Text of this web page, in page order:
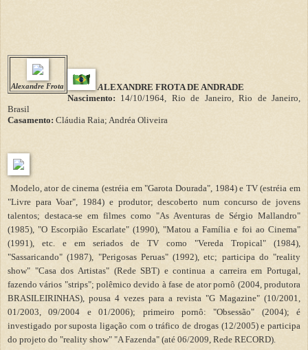
Alexandre Frota ALEXANDRE FROTA DE ANDRADE
Nascimento: 14/10/1964, Rio de Janeiro, Rio de Janeiro,
Brasil
Casamento: Cláudia Raia; Andréa Oliveira
Modelo, ator de cinema (estréia em "Garota Dourada", 1984) e TV (estréia em
"Livre para Voar", 1984) e produtor; descoberto num concurso de jovens
talentos; destaca-se em filmes como "As Aventuras de Sérgio Mallandro"
(1985), "O Escorpião Escarlate" (1990), "Matou a Família e foi ao Cinema"
(1991), etc. e em seriados de TV como "Vereda Tropical" (1984),
"Sassaricando" (1987), "Perigosas Peruas" (1992), etc; participa do "reality
show" "Casa dos Artistas" (Rede SBT) e continua a carreira em Portugal,
fazendo vários "strips"; polêmico devido à fase de ator pornô (2004, produtora
BRASILEIRINHAS), pousa 4 vezes para a revista "G Magazine" (10/2001,
01/2003, 09/2004 e 01/2006); primeiro pornô: "Obsessão" (2004); é
investigado por suposta ligação com o tráfico de drogas (12/2005) e participa
do projeto do "reality show" "A Fazenda" (até 06/2009, Rede RECORD).